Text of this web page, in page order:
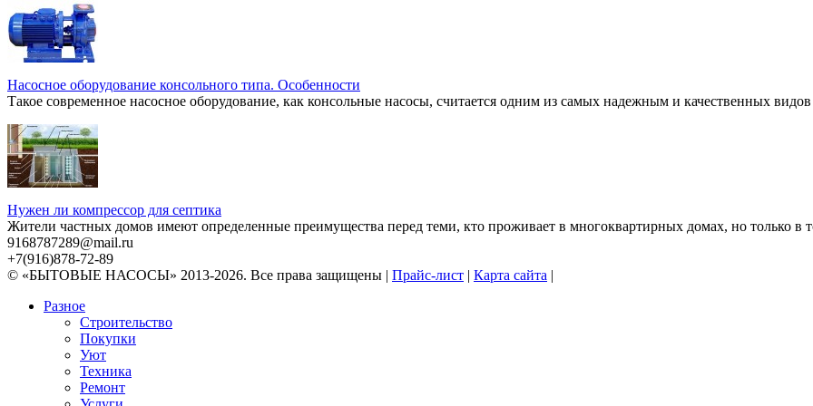
Насосное оборудование консольного типа. Особенности
Такое современное насосное оборудование, как консольные насосы, считается одним из самых надежным и качественных видов
Нужен ли компрессор для септика
Жители частных домов имеют определенные преимущества перед теми, кто проживает в многоквартирных домах, но только в
9168787289@mail.ru
+7(916)878-72-89
© «БЫТОВЫЕ НАСОСЫ» 2013-2026. Все права защищены | Прайс-лист | Карта сайта |
Разное
Строительство
Покупки
Уют
Техника
Ремонт